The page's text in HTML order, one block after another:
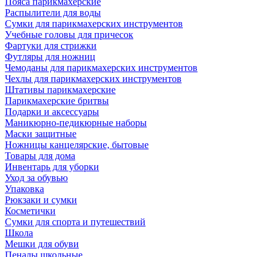
Распылители для воды
Сумки для парикмахерских инструментов
Учебные головы для причесок
Фартуки для стрижки
Футляры для ножниц
Чемоданы для парикмахерских инструментов
Чехлы для парикмахерских инструментов
Штативы парикмахерские
Парикмахерские бритвы
Подарки и аксессуары
Маникюрно-педикюрные наборы
Маски защитные
Ножницы канцелярские, бытовые
Товары для дома
Инвентарь для уборки
Уход за обувью
Упаковка
Рюкзаки и сумки
Косметички
Сумки для спорта и путешествий
Школа
Мешки для обуви
Пеналы школьные